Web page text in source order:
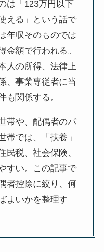
は「123万円以下
える」という話で
年収そのものでは
金額で行われる。
人の所得、法律上
、事業専従者に当
も関係する。
帯や、配偶者のパ
帯では、「扶養」
民税、社会保険、
すい。この記事で
者控除に絞り、何
よいかを整理す